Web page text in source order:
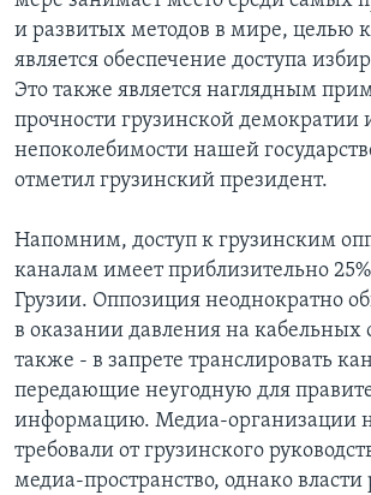
и развитых методов в мире, целью
является обеспечение доступа
Это также является наглядным
прочности грузинской демократии
непоколебимости нашей
отметил грузинский президент.
Напомним, доступ к грузинским
каналам имеет приблизительно
Грузии. Оппозиция неоднократно
в оказании давления на кабельных
также - в запрете транслировать
передающие неугодную для
информацию. Медиа-организации
требовали от грузинского
медиа-пространство, однако власти